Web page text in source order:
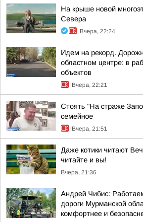
На крыше новой
Севера
Вчера, 22:24
Идем на рекорд.
областном центре: в
объектов
Вчера, 22:21
Стоять "На страже
семейное
Вчера, 21:51
Даже котики читают
читайте и вы!
Вчера, 21:36
Андрей Чибис:
дороги Мурманской
комфортнее и